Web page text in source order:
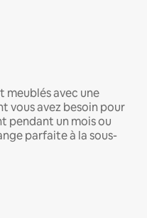
avec une
vous avez besoin pour
pendant un mois ou
parfaite à la sous-